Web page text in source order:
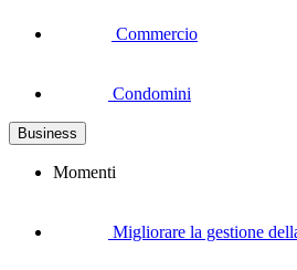
Commercio
Condomini
Business
Momenti
Migliorare la gestione